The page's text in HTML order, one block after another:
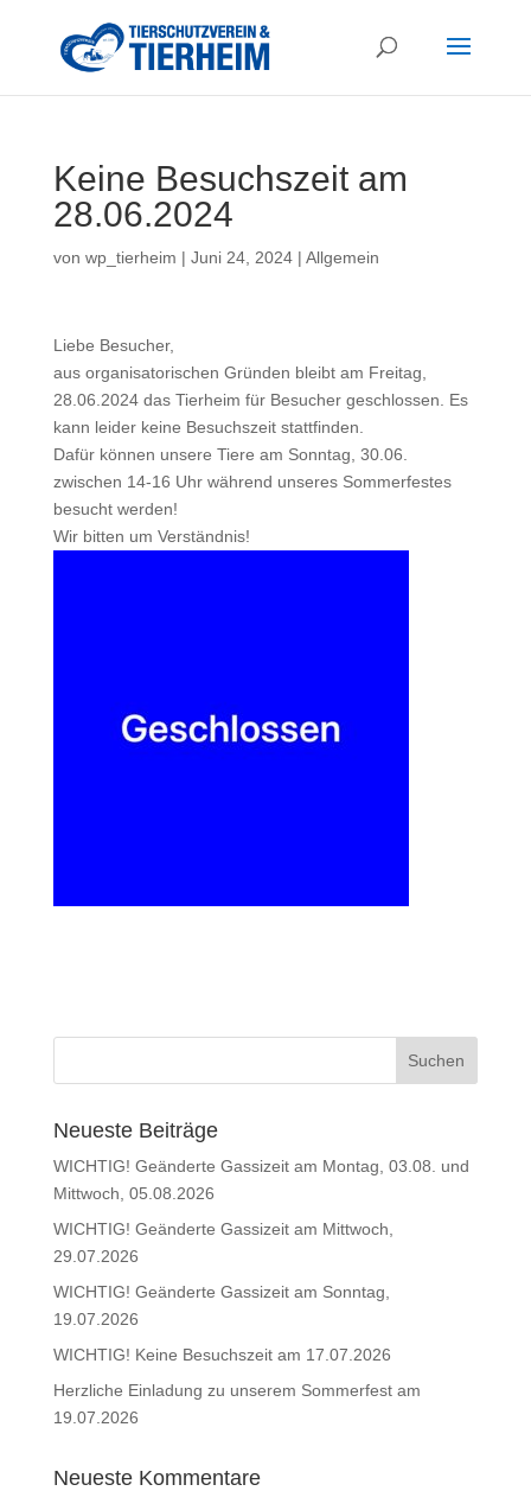
Keine Besuchszeit am
28.06.2024
von wp_tierheim | Juni 24, 2024| Allgemein
Liebe Besucher,
aus organisatorischen Gründen bleibt am Freitag,
28.06.2024 das Tierheim für Besucher geschlossen. Es
kann leider keine Besuchszeit stattfinden.
Dafür können unsere Tiere am Sonntag, 30.06.
zwischen 14-16 Uhr während unseres Sommerfestes
besucht werden!
Wir bitten um Verständnis!
Neueste Beiträge
WICHTIG! Geänderte Gassizeit am Montag, 03.08. und
Mittwoch, 05.08.2026
WICHTIG! Geänderte Gassizeit am Mittwoch,
29.07.2026
WICHTIG! Geänderte Gassizeit am Sonntag,
19.07.2026
WICHTIG! Keine Besuchszeit am 17.07.2026
Herzliche Einladung zu unserem Sommerfest am
19.07.2026
Neueste Kommentare